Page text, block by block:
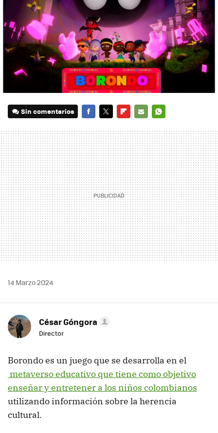
Sin comentarios
MAIL
14 Marzo 2024
César Góngora
Director
Borondo es un juego que se desarrolla en el
metaverso educativo que tiene como objetivo
enseñar y entretener a los niños colombianos
utilizando información sobre la herencia
cultural.